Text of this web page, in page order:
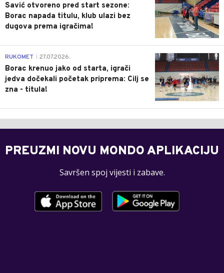
Savić otvoreno pred start sezone:
Borac napada titulu, klub ulazi bez
dugova prema igračima!
0
RUKOMET 27.07.2026.
Borac krenuo jako od starta, igrači
jedva dočekali početak priprema: Cilj se
zna - titula!
PREUZMI NOVU MONDO APLIKACIJU
Savršen spoj vijesti i zabave.